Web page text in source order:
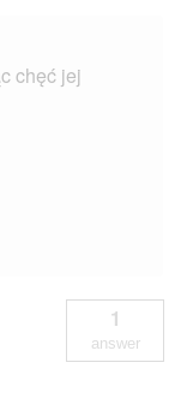
chęć jej
1
answer